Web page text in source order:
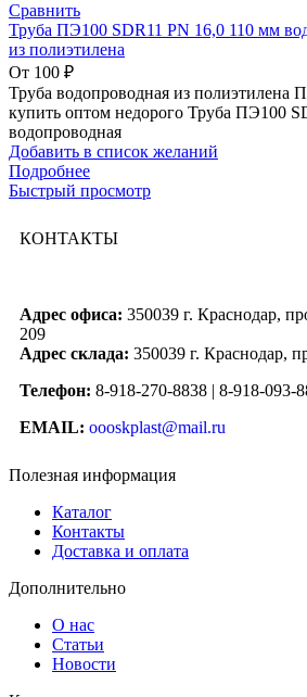
Сравнить
Труба ПЭ100 SDR11 PN 16,0 110 мм
из полиэтилена
От 100 ₽
Труба водопроводная из полиэтилена
купить оптом недорого Труба ПЭ100
водопроводная
Добавить в список желаний
Подробнее
Быстрый просмотр
КОНТАКТЫ
Адрес офиса: 350039 г. Краснодар,
209
Адрес склада: 350039 г. Краснодар,
Телефон: 8-918-270-8838 | 8-918-093-
EMAIL: oooskplast@mail.ru
Полезная информация
Каталог
Контакты
Доставка и оплата
Дополнительно
О нас
Статьи
Новости